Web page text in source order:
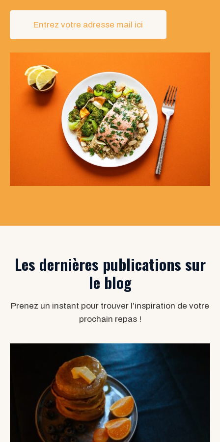
Entrez votre adresse mail ici
Les dernières publications sur
le blog
Prenez un instant pour trouver l’inspiration de votre
prochain repas !